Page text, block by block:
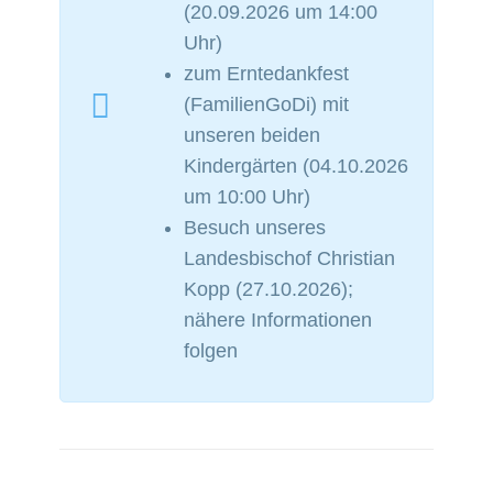
(20.09.2026 um 14:00
Uhr)
zum Erntedankfest
(FamilienGoDi) mit
unseren beiden
Kindergärten (04.10.2026
um 10:00 Uhr)
Besuch unseres
Landesbischof Christian
Kopp (27.10.2026);
nähere Informationen
folgen